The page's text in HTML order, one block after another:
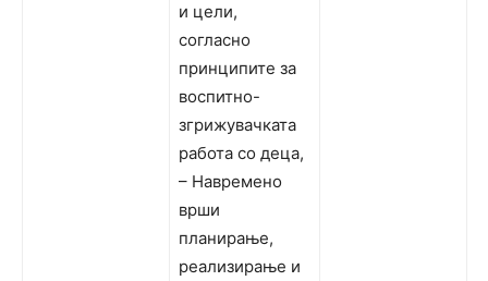
и цели,
согласно
принципите за
воспитно-
згрижувачката
работа со деца,
– Навремено
врши
планирање,
реализирање и